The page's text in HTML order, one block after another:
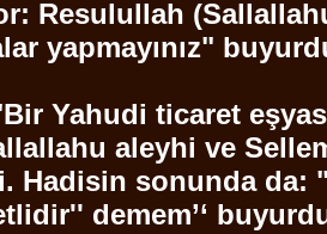
Resulullah (
yapmayınız"
Yahudi ticaret
aleyhi ve
Hadisin sonunda da: "
demem’‘